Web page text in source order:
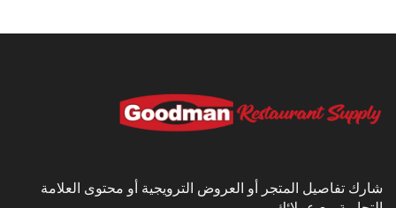
المتجر أو العروض الترويجية أو محتوى العلامة